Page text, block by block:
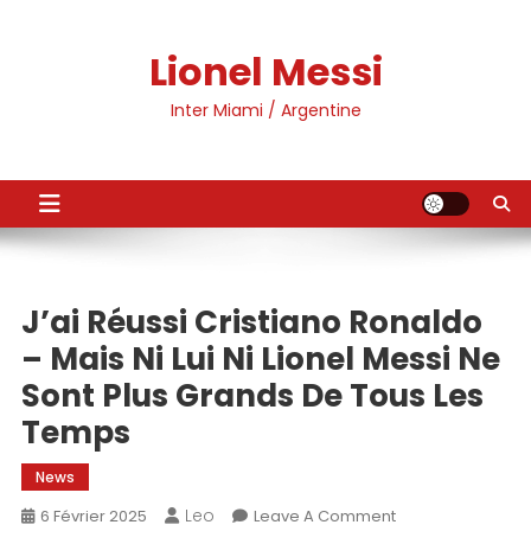
Lionel Messi
Inter Miami / Argentine
J’ai Réussi Cristiano Ronaldo
– Mais Ni Lui Ni Lionel Messi Ne
Sont Plus Grands De Tous Les
Temps
News
6 Février 2025 Leo Leave A CommentOn